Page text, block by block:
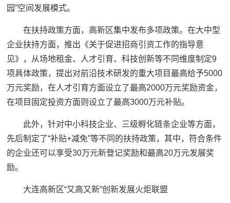
园”空间发展模式。
在扶持政策方面，高新区集中发布多项政策。在大中型
企业扶持方面，推出《关于促进招商引资工作的指导意
见》，从场地租金、人才引育、科技创新等不同维度制定9
项具体政策，提出对前沿技术研发的重大项目最高给予5000
万元奖励，在人才引育方面设立了最高2000万元奖励资金，
在项目固定投资方面则设立了最高3000万元补贴。
此外，针对中小科技企业、三级孵化链条企业等方面，
先后制定了“补贴+减免”等不同的扶持政策，其中，符合条件
的企业还可以享受30万元新登记奖励和最高20万元发展奖
励。
大连高新区“又高又新”创新发展火炬联盟